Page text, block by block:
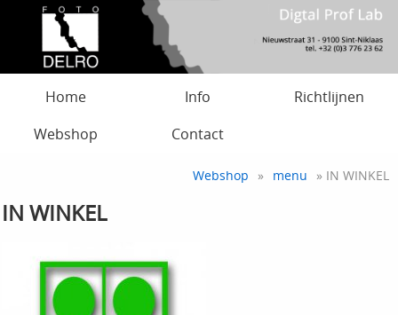
Home Info
Richtlijnen
Webshop
Contact
Webshop » menu » IN WINKEL
IN WINKEL